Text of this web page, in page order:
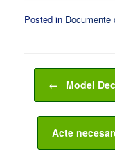
Posted in
Post navigation
← Model
Acte